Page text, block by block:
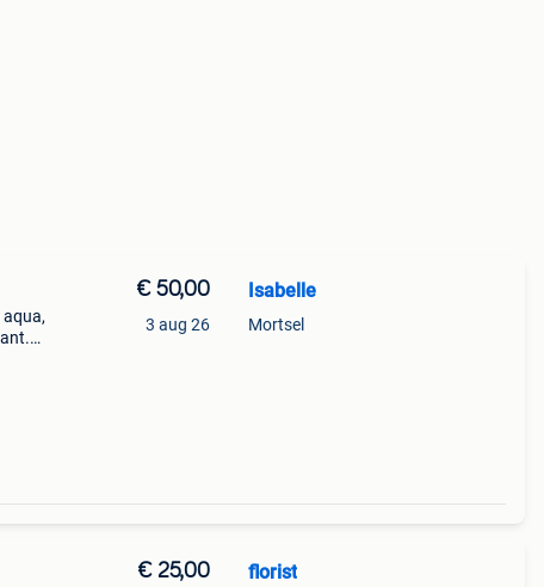
aqua,
€ 50,00
3 aug 26
Isabelle
Mortsel
€ 25,00 florist